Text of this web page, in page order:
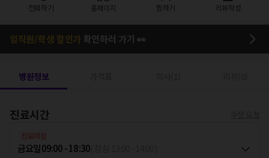
전화하기 홈페이지 찜하기 리뷰작성
임직원/학생 할인가 확인하러 가기 👀
병원정보
진료시간
금요일09:00 - 18:30